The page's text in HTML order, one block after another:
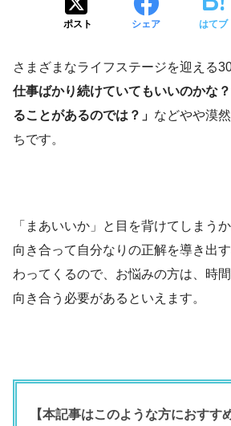
ポスト シェア はてブ
さまざまなライフステージを迎える30
仕事ばかり続けていてもいいのかな
ることがあるのでは？」 などやや漠
ちです。
「まあいいか」と目を背けてしまう
向き合って自分なりの正解を導き出
わってくるので、お悩みの方は、時
向き合う必要があるといえます。
【本記事はこのような方におすす